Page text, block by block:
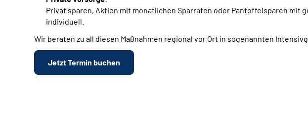
Privat sparen, Aktien mit monatlichen Sparraten oder Pantoffelsparen
individuell.
Wir beraten zu all diesen Maßnahmen regional vor Ort in sogenannten
Jetzt Termin buchen